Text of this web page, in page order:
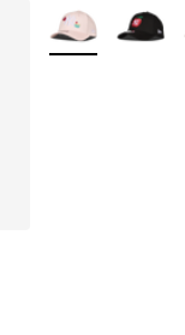
Plus de couleurs